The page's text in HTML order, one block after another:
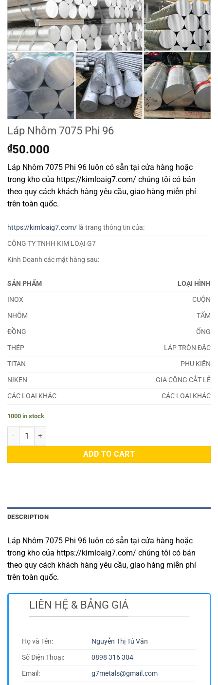
Láp Nhôm 7075 Phi 96
₫50.000
Láp Nhôm 7075 Phi 96 luôn có sẵn tại cửa hàng hoặc
trong kho của https://kimloaig7.com/ chúng tôi có bán
theo quy cách khách hàng yêu cầu, giao hàng miễn phí
trên toàn quốc.
https://kimloaig7.com/ là trang thông tin của:
CÔNG TY TNHH KIM LOẠI G7
Kinh Doanh các mặt hàng sau:
SẢN PHẨM
LOẠI HÌNH
INOX
CUỘN
NHÔM
TẤM
ĐỒNG
ỐNG
THÉP
LÁP TRÒN ĐẶC
TITAN
PHỤ KIỆN
NIKEN
GIA CÔNG CẮT LẺ
CÁC LOẠI KHÁC
CÁC LOẠI KHÁC
1000 in stock
Láp Nhôm 7075 Phi 96 quantity
ADD TO CART
DESCRIPTION
Láp Nhôm 7075 Phi 96 luôn có sẵn tại cửa hàng hoặc
trong kho của https://kimloaig7.com/ chúng tôi có bán
theo quy cách khách hàng yêu cầu, giao hàng miễn phí
trên toàn quốc.
LIÊN HỆ & BẢNG GIÁ
Họ và Tên:
Nguyễn Thị Tú Vân
Số Điện Thoại:
0898 316 304
Email:
g7metals@gmail.com